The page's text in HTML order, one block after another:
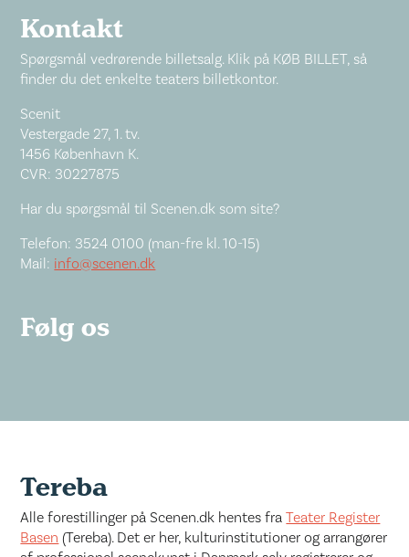
Kontakt
Spørgsmål vedrørende billetsalg. Klik på KØB BILLET, så
finder du det enkelte teaters billetkontor.
Scenit
Vestergade 27, 1. tv.
1456 København K.
CVR: 30227875
Har du spørgsmål til Scenen.dk som site?
Telefon: 3524 0100 (man-fre kl. 10-15)
Mail: info@scenen.dk
Følg os
Tereba
Alle forestillinger på Scenen.dk hentes fraTeater Register
Basen (Tereba). Det er her, kulturinstitutioner og arrangører